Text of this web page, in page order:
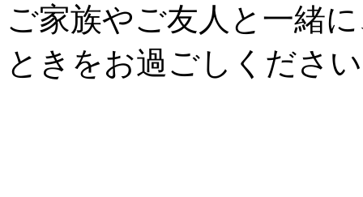
ご家族やご友人と一緒
ときをお過ごしくださ